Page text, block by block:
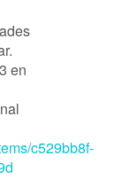
en
c529bb8f-